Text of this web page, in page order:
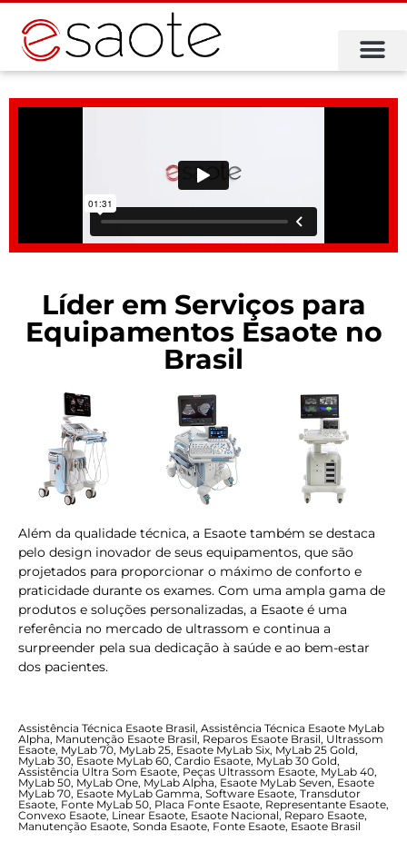
Líder em Serviços para
Equipamentos Esaote no
Brasil​
Além da qualidade técnica, a Esaote também se destaca
pelo design inovador de seus equipamentos, que são
projetados para proporcionar o máximo de conforto e
praticidade durante os exames. Com uma ampla gama de
produtos e soluções personalizadas, a Esaote é uma
referência no mercado de ultrassom e continua a
surpreender pela sua dedicação à saúde e ao bem-estar
dos pacientes.
Assistência Técnica Esaote Brasil, Assistência Técnica Esaote MyLab
Alpha, Manutenção Esaote Brasil, Reparos Esaote Brasil, Ultrassom
Esaote, MyLab 70, MyLab 25, Esaote MyLab Six, MyLab 25 Gold,
MyLab 30, Esaote MyLab 60, Cardio Esaote, MyLab 30 Gold,
Assistência Ultra Som Esaote, Peças Ultrassom Esaote, MyLab 40,
MyLab 50, MyLab One, MyLab Alpha, Esaote MyLab Seven, Esaote
MyLab 70, Esaote MyLab Gamma, Software Esaote, Transdutor
Esaote, Fonte MyLab 50, Placa Fonte Esaote, Representante Esaote,
Convexo Esaote, Linear Esaote, Esaote Nacional, Reparo Esaote,
Manutenção Esaote, Sonda Esaote, Fonte Esaote, Esaote Brasil